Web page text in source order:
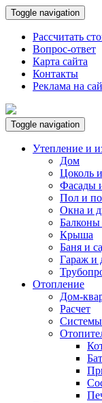
Toggle navigation
Рассчитать
Вопрос-ответ
Карта сайта
Контакты
Реклама на
Toggle navigation
Утепление и
Дом
Цоколь
Фасады
Пол и
Окна и
Крыша
Баня и
Гараж и
Отопление
Дом-
Расчет